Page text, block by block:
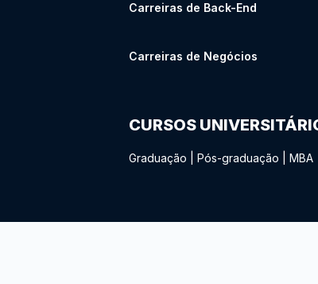
Carreiras de Back-End
Carreiras de Negócios
CURSOS
Graduação Pós-graduação MBA